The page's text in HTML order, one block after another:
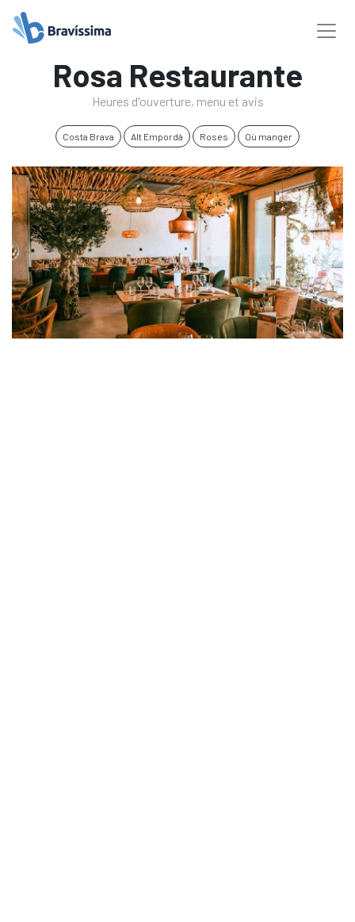
Rosa Restaurante
Heures d'ouverture, menu et avis
Costa Brava Alt Empordà Roses Où manger